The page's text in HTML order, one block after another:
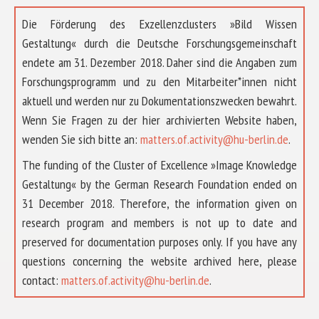
Die Förderung des Exzellenzclusters »Bild Wissen
Gestaltung« durch die Deutsche Forschungsgemeinschaft
endete am 31. Dezember 2018. Daher sind die Angaben zum
Forschungsprogramm und zu den Mitarbeiter*innen nicht
aktuell und werden nur zu Dokumentationszwecken bewahrt.
Wenn Sie Fragen zu der hier archivierten Website haben,
wenden Sie sich bitte an: matters.of.activity@hu-berlin.de.
The funding of the Cluster of Excellence »Image Knowledge
Gestaltung« by the German Research Foundation ended on
31 December 2018. Therefore, the information given on
research program and members is not up to date and
preserved for documentation purposes only. If you have any
questions concerning the website archived here, please
contact: matters.of.activity@hu-berlin.de.
ABOUT US